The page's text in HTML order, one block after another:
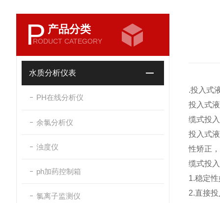
P 产品分类
RODUCT CATEGORY
水质分析仪表
PH在线分析仪
余氯分析仪
浊度仪
ph加药控制箱
氯离子监测仪
.投入式
投入式
缆式投
投入式
性矫正
缆式投
1.稳定
2.直接